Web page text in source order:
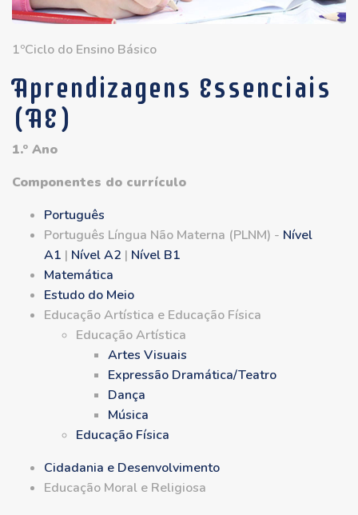
1ºCiclo do Ensino Básico
Aprendizagens Essenciais
(AE)
1.º Ano
Componentes do currículo
Português
Português Língua Não Materna (PLNM) - Nível
A1 | Nível A2 | Nível B1
Matemática
Estudo do Meio
Educação Artística e Educação Física
Educação Artística
Artes Visuais
Expressão Dramática/Teatro
Dança
Música
Educação Física
Cidadania e Desenvolvimento
Educação Moral e Religiosa